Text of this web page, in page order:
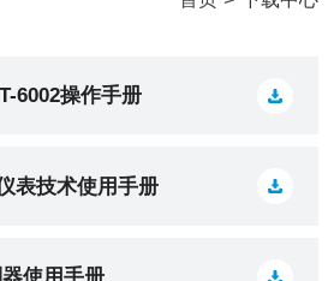
6002操作手册
表技术使用手册